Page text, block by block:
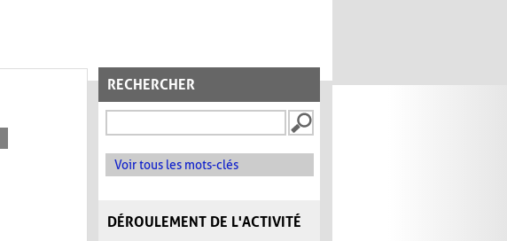
RECHERCHER
Voir tous les mots-clés
DÉROULEMENT DE L'ACTIVITÉ